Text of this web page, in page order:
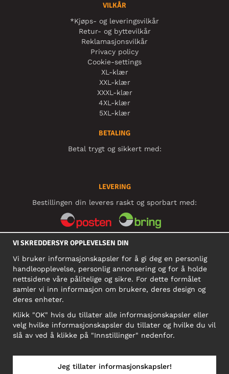
VILKÅR
*Kjøps- og leveringsvilkår
Retur- og byttevilkår
Reklamasjonsvilkår
Privacy policy
Cookie-settings
XL-klær
XXL-klær
XXXL-klær
4XL-klær
5XL-klær
BETALING
Betal trygt og sikkert med:
LEVERING
Bestillingen din leveres raskt og sporbart med:
SOSIALE MEDIER
BEDRIFT
911 891 581 MVA
NB! Ikke bruk denne adressen til å sende produkter i retur!
VI SKREDDERSYR OPPLEVELSEN DIN
Vi bruker informasjonskapsler for å gi deg en personlig
handleopplevelse, personlig annonsering og for å holde
nettsidene våre pålitelige og sikre. For dette formålet
samler vi inn informasjon om brukere, deres design og
deres enheter.
Klikk "OK" hvis du tillater alle informasjonskapsler eller
velg hvilke informasjonskapsler du tillater og hvilke du vil
slå av ved å klikke på "Innstillinger" nedenfor.
Jeg tillater informasjonskapsler!